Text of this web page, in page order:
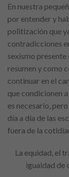
En nuestra
por entender y
politización que
contradicciones
sexismo presente
resumen y como
continuar en el
que condicionen
es necesario,
día a día de las
fuera de la
La equidad, el
igualdad de